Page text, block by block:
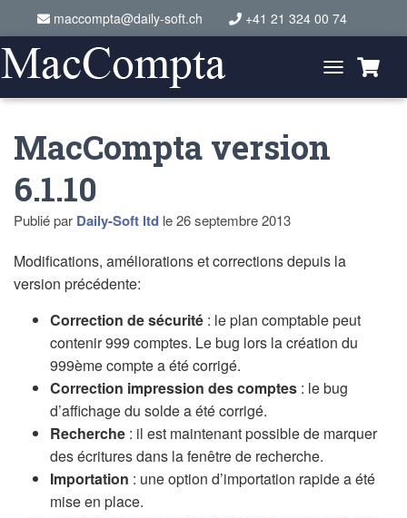
maccompta@daily-soft.ch +41 21 324 00 74
o
MacCompta version
6.1.10
Publié par Daily-Soft ltd le26 septembre 2013
Modifications, améliorations et corrections depuis la
version précédente:
Correction de sécurité : le plan comptable peut
contenir 999 comptes. Le bug lors la création du
999ème compte a été corrigé.
Correction impression des comptes : le bug
d’affichage du solde a été corrigé.
Recherche : il est maintenant possible de marquer
des écritures dans la fenêtre de recherche.
Importation : une option d’importation rapide a été
mise en place.